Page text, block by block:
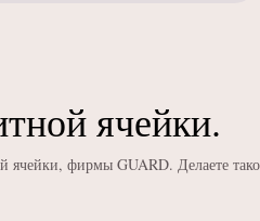
ячейки.
ячейки, фирмы GUARD. Делаете